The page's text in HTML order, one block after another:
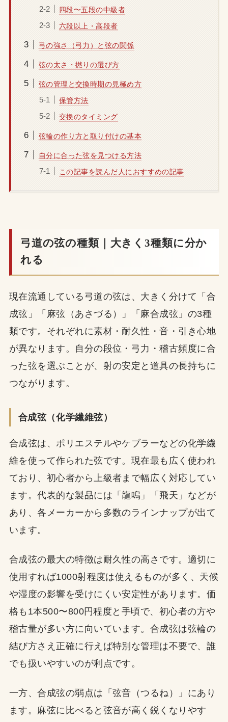
四段〜五段の中級者
六段以上・高段者
弓の強さ（弓力）と弦の関係
弦の太さ・撚りの選び方
弦の管理と交換時期の見極め方
保管方法
交換のタイミング
弦輪の作り方と取り付けの基本
自分に合った弦を見つける方法
この記事を読んだ人におすすめの記事
弓道の弦の種類｜大きく3種類に分か
れる
現在流通している弓道の弦は、大きく分けて「合
成弦」「麻弦（あさづる）」「麻合成弦」の3種
類です。それぞれに素材・耐久性・音・引き心地
が異なります。自分の段位・弓力・稽古頻度に合
った弦を選ぶことが、射の安定と道具の長持ちに
つながります。
合成弦（化学繊維弦）
合成弦は、ポリエステルやケブラーなどの化学繊
維を使って作られた弦です。現在最も広く使われ
ており、初心者から上級者まで幅広く対応してい
ます。代表的な製品には「龍鳴」「飛天」などが
あり、各メーカーから多数のラインナップが出て
います。
合成弦の最大の特徴は耐久性の高さです。適切に
使用すれば1000射程度は使えるものが多く、天候
や湿度の影響を受けにくい安定性があります。価
格も1本500〜800円程度と手頃で、初心者の方や
稽古量が多い方に向いています。合成弦は弦輪の
結び方さえ正確に行えば特別な管理は不要で、誰
でも扱いやすいのが利点です。
一方、合成弦の弱点は「弦音（つるね）」にあり
ます。麻弦に比べると弦音が高く鋭くなりやす